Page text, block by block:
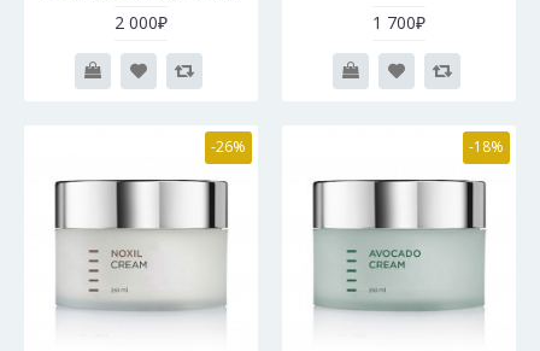
2 000₽
1 700₽
-26% -18%